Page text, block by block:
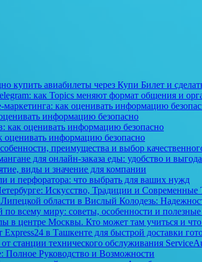
купить авиабилеты через Купи Билет и
как Topics меняют формат общения и
как оценивать информацию
информацию безопасно
как оценивать информацию безопасно
оценивать информацию безопасно
преимущества и выбор
для онлайн-заказа еды: удобство и
виды и значение для компании
и перфоратора: что выбрать для ваших нужд
Искусство, Традиции и Современные
области в Вислый Колодезь:
всему миру: советы, особенности и
в центре Москвы. Кто может там учиться и что
в Ташкенте для быстрой доставки
станции технического обслуживания
Полное Руководство и Возможности